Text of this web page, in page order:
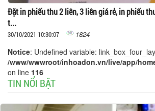
Đặt in phiếu thu 2 liên, 3 liên giá rẻ, in phiếu
t...
30/10/2021 10:30:07 1824
Notice: Undefined variable:
/www/wwwroot/inhoadon.vn/live/app/
on line 116
TIN NỔI BẬT